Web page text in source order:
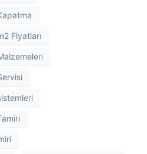
Fiyatları